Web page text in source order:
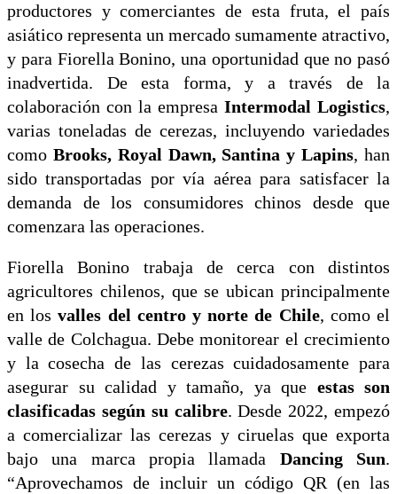
productores y comerciantes de esta fruta, el país
asiático representa un mercado sumamente atractivo,
y para Fiorella Bonino, una oportunidad que no pasó
inadvertida. De esta forma, y a través de la
colaboración con la empresa Intermodal Logistics,
varias toneladas de cerezas, incluyendo variedades
como Brooks, Royal Dawn, Santina y Lapins, han
sido transportadas por vía aérea para satisfacer la
demanda de los consumidores chinos desde que
comenzara las operaciones.
Fiorella Bonino trabaja de cerca con distintos
agricultores chilenos, que se ubican principalmente
en los valles del centro y norte de Chile, como el
valle de Colchagua. Debe monitorear el crecimiento
y la cosecha de las cerezas cuidadosamente para
asegurar su calidad y tamaño, ya que estas son
clasificadas según su calibre. Desde 2022, empezó
a comercializar las cerezas y ciruelas que exporta
bajo una marca propia llamada Dancing Sun.
“Aprovechamos de incluir un código QR (en las